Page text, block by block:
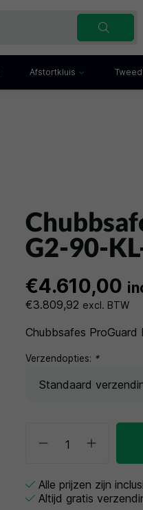
Afstortkluis
G2-90-
€4.610,00
€3.809,92 excl. BTW
Chubbsafes
Verzendopties: *
Alle prijzen zijn
Altijd gratis